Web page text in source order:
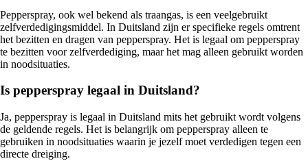
Pepperspray, ook wel bekend als traangas, is een veelgebruikt
zelfverdedigingsmiddel. In Duitsland zijn er specifieke regels omtrent
het bezitten en dragen van pepperspray. Het is legaal om pepperspray
te bezitten voor zelfverdediging, maar het mag alleen gebruikt worden
in noodsituaties.
Is pepperspray legaal in Duitsland?
Ja, pepperspray is legaal in Duitsland mits het gebruikt wordt volgens
de geldende regels. Het is belangrijk om pepperspray alleen te
gebruiken in noodsituaties waarin je jezelf moet verdedigen tegen een
directe dreiging.